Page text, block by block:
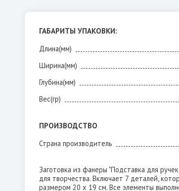
ГАБАРИТЫ УПАКОВКИ:
Длина(мм)
Ширина(мм)
Глубина(мм)
Вес(гр)
ПРОИЗВОДСТВО
Страна производитель
Заготовка из фанеры "Подставка для
для творчества. Включает 7 деталей,
размером 20 x 19 см. Все элементы